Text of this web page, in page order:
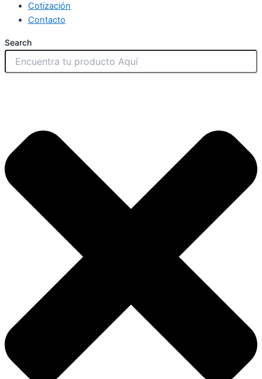
Cotización
Contacto
Search